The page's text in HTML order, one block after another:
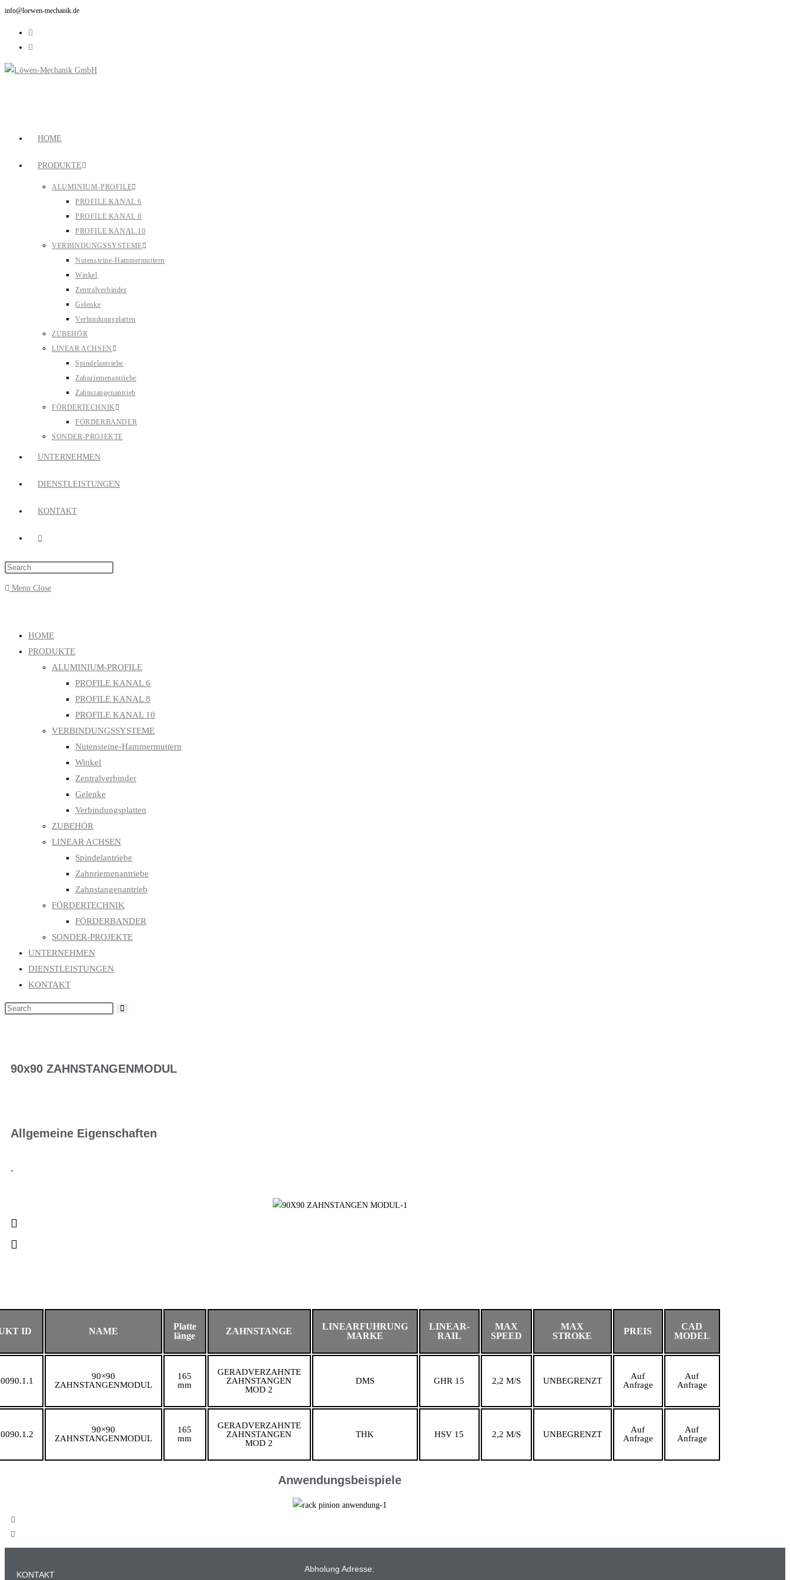
info@loewen-mechanik.de
HOME
PRODUKTE
ALUMINIUM-PROFILE
PROFILE KANAL 6
PROFILE KANAL 8
PROFILE KANAL 10
VERBINDUNGSSYSTEME
Nutensteine-Hammermuttern
Winkel
Zentralverbinder
Gelenke
Verbindungsplatten
ZUBEHÖR
LINEAR ACHSEN
Spindelantriebe
Zahnriemenantriebe
Zahnstangenantrieb
FÖRDERTECHNIK
FÖRDERBANDER
SONDER-PROJEKTE
UNTERNEHMEN
DIENSTLEISTUNGEN
KONTAKT
Menu Close
HOME
PRODUKTE
ALUMINIUM-PROFILE
PROFILE KANAL 6
PROFILE KANAL 8
PROFILE KANAL 10
VERBINDUNGSSYSTEME
Nutensteine-Hammermuttern
Winkel
Zentralverbinder
Gelenke
Verbindungsplatten
ZUBEHÖR
LINEAR ACHSEN
Spindelantriebe
Zahnriemenantriebe
Zahnstangenantrieb
FÖRDERTECHNIK
FÖRDERBANDER
SONDER-PROJEKTE
UNTERNEHMEN
DIENSTLEISTUNGEN
KONTAKT
90x90 ZAHNSTANGENMODUL
Allgemeine Eigenschaften
.
ID NAME
Platte
länge
ZAHNSTANGE
LINEARFUHRUNG
MARKE
LINEAR-
RAIL
MAX
SPEED
MAX
STROKE
PREIS
CAD
MODEL
90×90
ZAHNSTANGENMODUL​
165
mm
GERADVERZAHNTE
ZAHNSTANGEN
MOD 2
DMS GHR 15 2,2 M/S UNBEGRENZT
Auf
Anfrage
Auf
Anfrage
90×90
ZAHNSTANGENMODUL​
165
mm
GERADVERZAHNTE
ZAHNSTANGEN
MOD 2
THK HSV 15 2,2 M/S UNBEGRENZT
Auf
Anfrage
Auf
Anfrage
Anwendungsbeispiele
KONTAKT
Abholung Adresse: